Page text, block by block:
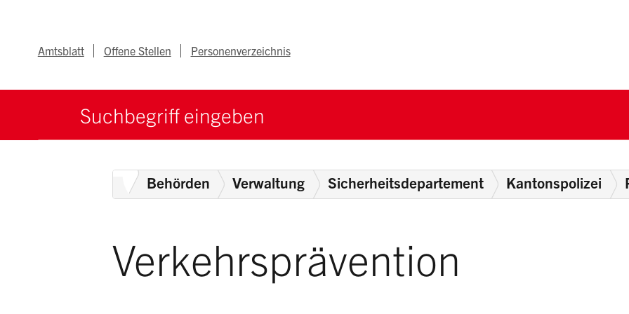
Metanav
Amtsblatt Offene Stellen Personenverzeichnis
Suchbegriff
HomeBehörden Verwaltung Sicherheitsdepartement Kantonspolizei
Verkehrsprävention